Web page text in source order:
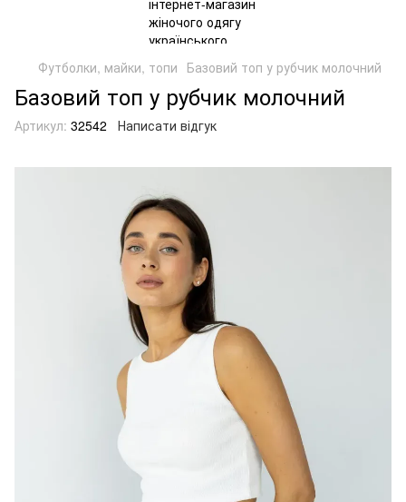
Футболки, майки, топи Базовий топ у рубчик молочний
Базовий топ у рубчик молочний
Артикул: 32542 Написати відгук